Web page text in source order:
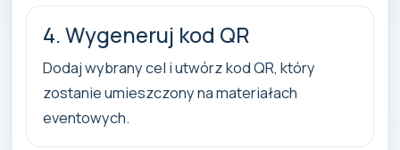
4. Wygeneruj kod QR
Dodaj wybrany cel i utwórz kod QR, który
zostanie umieszczony na materiałach
eventowych.